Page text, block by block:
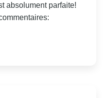
absolument parfaite!